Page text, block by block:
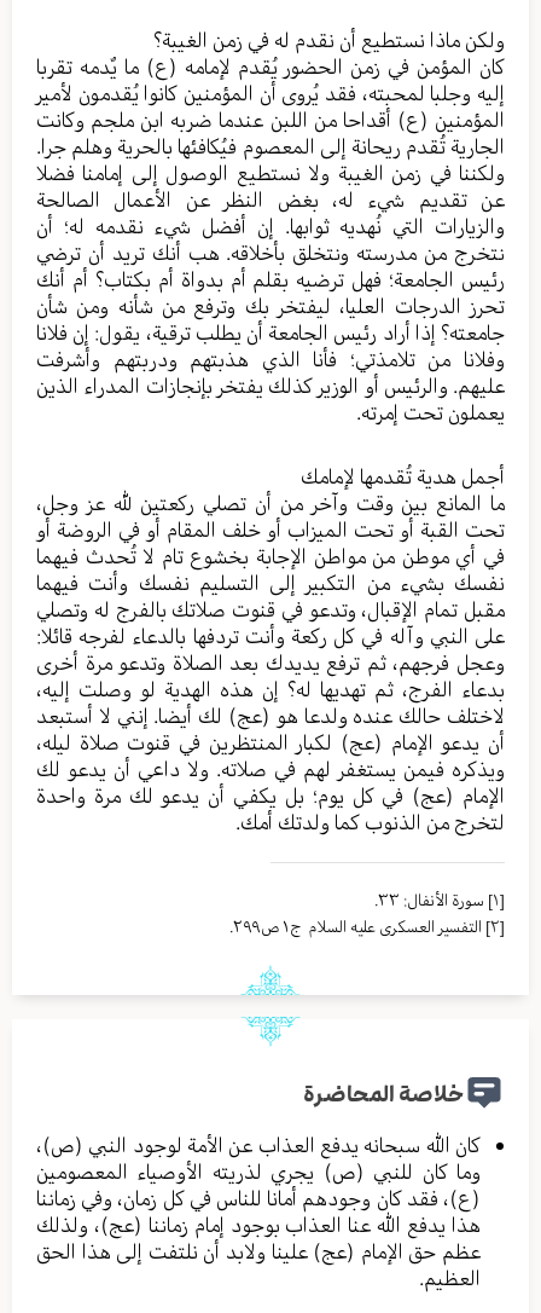
ولكن ماذا نستطيع أن نقدم له في زمن الغيبة؟
كان المؤمن في زمن الحضور يُقدم لإمامه (ع) ما يٌدمه تقربا
إليه وجلبا لمحبته، فقد يُروى أن المؤمنين كانوا يُقدمون لأمير
المؤمنين (ع) أقداحا من اللبن عندما ضربه ابن ملجم وكانت
الجارية تُقدم ريحانة إلى المعصوم فيُكافئها بالحرية وهلم جرا.
ولكننا في زمن الغيبة ولا نستطيع الوصول إلى إمامنا فضلا
عن تقديم شيء له، بغض النظر عن الأعمال الصالحة
والزيارات التي نُهديه ثوابها. إن أفضل شيء نقدمه له؛ أن
نتخرج من مدرسته ونتخلق بأخلاقه. هب أنك تريد أن ترضي
رئيس الجامعة؛ فهل ترضيه بقلم أم بدواة أم بكتاب؟ أم أنك
تحرز الدرجات العليا، ليفتخر بك وترفع من شأنه ومن شأن
جامعته؟ إذا أراد رئيس الجامعة أن يطلب ترقية، يقول: إن فلانا
وفلانا من تلامذتي؛ فأنا الذي هذبتهم ودربتهم وأشرفت
عليهم. والرئيس أو الوزير كذلك يفتخر بإنجازات المدراء الذين
يعملون تحت إمرته.
أجمل هدية تُقدمها لإمامك
ما المانع بين وقت وآخر من أن تصلي ركعتين لله عز وجل،
تحت القبة أو تحت الميزاب أو خلف المقام أو في الروضة أو
في أي موطن من مواطن الإجابة بخشوع تام لا تُحدث فيهما
نفسك بشيء من التكبير إلى التسليم نفسك وأنت فيهما
مقبل تمام الإقبال، وتدعو في قنوت صلاتك بالفرج له وتصلي
على النبي وآله في كل ركعة وأنت تردفها بالدعاء لفرجه قائلا:
وعجل فرجهم، ثم ترفع يديدك بعد الصلاة وتدعو مرة أخرى
بدعاء الفرج، ثم تهديها له؟ إن هذه الهدية لو وصلت إليه،
لاختلف حالك عنده ولدعا هو (عج) لك أيضا. إنني لا أستبعد
أن يدعو الإمام (عج) لكبار المنتظرين في قنوت صلاة ليله،
ويذكره فيمن يستغفر لهم في صلاته. ولا داعي أن يدعو لك
الإمام (عج) في كل يوم؛ بل يكفي أن يدعو لك مرة واحدة
لتخرج من الذنوب كما ولدتك أمك.
[١]
سورة الأنفال: ٣٣.
[٢]
التفسير العسکری علیه السلام ج١ ص٢٩٩.
خلاصة المحاضرة
كان الله سبحانه يدفع العذاب عن الأمة لوجود النبي (ص)،
وما كان للنبي (ص) يجري لذريته الأوصياء المعصومين
(ع)، فقد كان وجودهم أمانا للناس في كل زمان، وفي زماننا
هذا يدفع الله عنا العذاب بوجود إمام زماننا (عج)، ولذلك
عظم حق الإمام (عج) علينا ولابد أن نلتفت إلى هذا الحق
العظيم.